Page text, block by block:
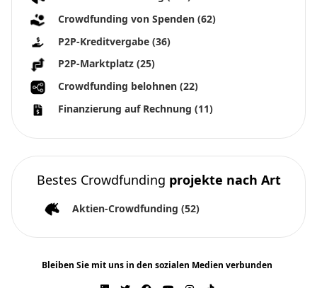
Crowdfunding von Spenden (62)
P2P-Kreditvergabe (36)
P2P-Marktplatz (25)
Crowdfunding belohnen (22)
Finanzierung auf Rechnung (11)
Bestes Crowdfunding projekte nach Art
Aktien-Crowdfunding (52)
Bleiben Sie mit uns in den sozialen Medien verbunden